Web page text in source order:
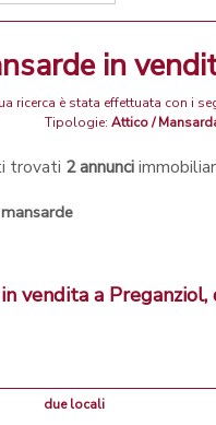
in
ricerca è stata effettuata con i
Tipologie: Attico /
trovati 2 annunci
vendita a
due locali